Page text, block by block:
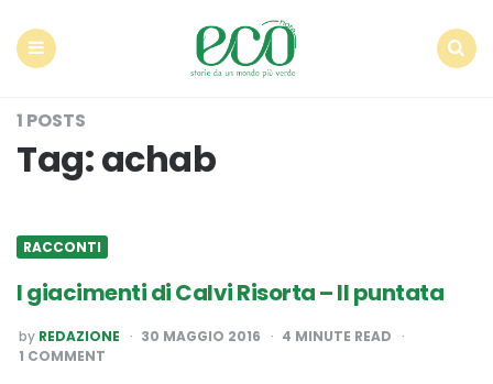
1 POSTS
Tag:achab
RACCONTI
I giacimenti di Calvi Risorta – II puntata
POSTED
BY
by REDAZIONE 30 MAGGIO 2016 4 MINUTE READ
1 COMMENT